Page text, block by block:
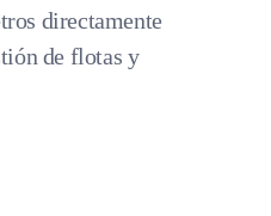
directamente
de flotas y